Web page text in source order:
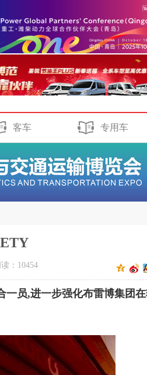
客车 专用车
： 10454
一员,进一步强化布雷博集团